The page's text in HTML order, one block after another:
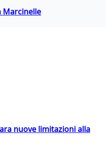
Marcinelle
nuove limitazioni alla